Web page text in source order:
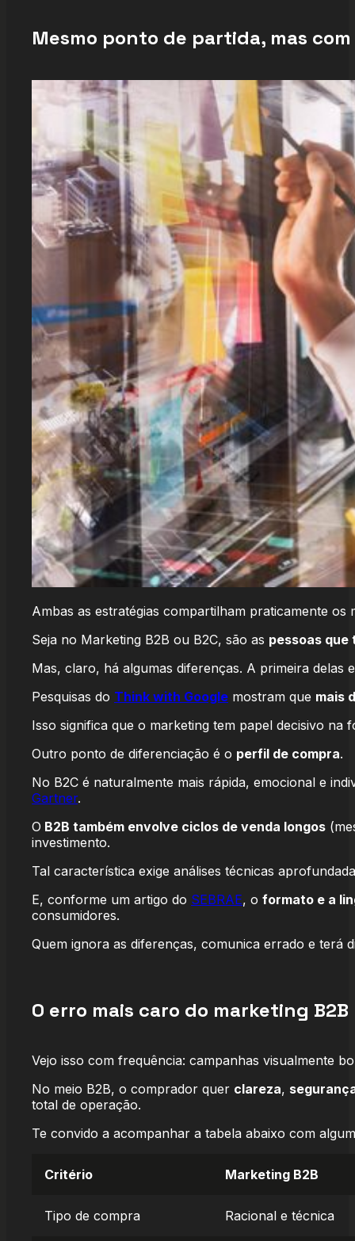
Mesmo ponto de partida, mas
Ambas as estratégias compartilham praticamente
Seja no Marketing B2B ou B2C, são as pessoas que
Mas, claro, há algumas diferenças. A primeira delas
Pesquisas do Think with Google mostram que mais
Isso significa que o marketing tem papel decisivo
Outro ponto de diferenciação é o perfil de compra.
No B2C é naturalmente mais rápida, emocional e
Gartner.
O B2B também envolve ciclos de venda longos
investimento.
Tal característica exige análises técnicas
E, conforme um artigo do SEBRAE, o formato e a
consumidores.
Quem ignora as diferenças, comunica errado e terá
O erro mais caro do marketing B2B
Vejo isso com frequência: campanhas visualmente
No meio B2B, o comprador quer clareza,
total de operação.
Te convido a acompanhar a tabela abaixo com
Critério Marketing B2B
Tipo de compra Racional e técnica